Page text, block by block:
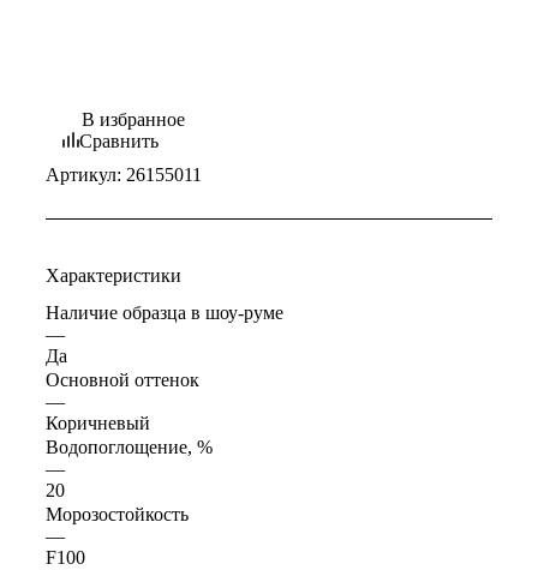
В избранное
Сравнить
Артикул: 26155011
Характеристики
Наличие образца в шоу-руме
—
Да
Основной оттенок
—
Коричневый
Водопоглощение, %
—
20
Морозостойкость
—
F100